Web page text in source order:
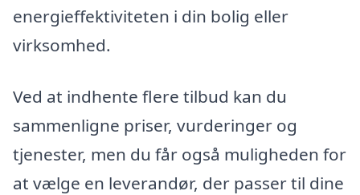
energieffektiviteten i din bolig eller
virksomhed.
Ved at indhente flere tilbud kan du
sammenligne priser, vurderinger og
tjenester, men du får også muligheden for
at vælge en leverandør, der passer til dine